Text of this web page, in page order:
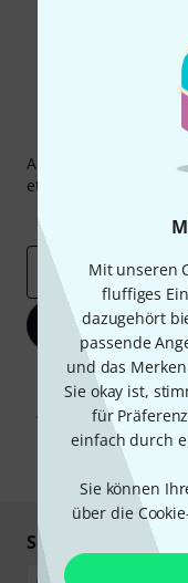
Mit unseren
fluffiges
dazugehört
passende
und das
Sie okay ist,
für
einfach durch
Sie können
über die
Abonniere den
etwas Glück einen von
Inspirierende
E-Mail-Adresse*
Mit Klick auf „Jetzt
Werbung und einer
Abmeldung ist jederzeit
Sicher einkaufen